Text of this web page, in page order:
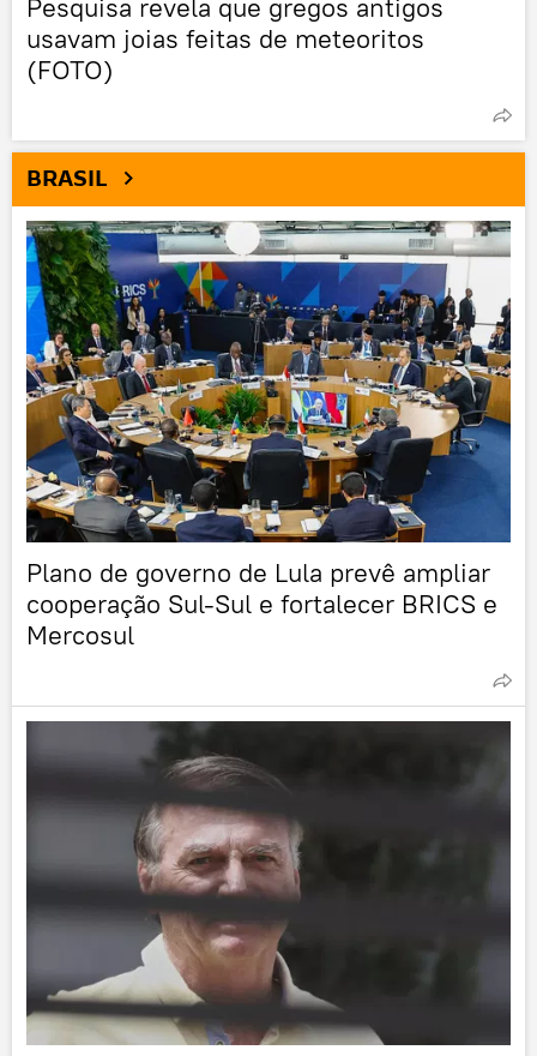
Pesquisa revela que gregos antigos
usavam joias feitas de meteoritos
(FOTO)
BRASIL
Plano de governo de Lula prevê ampliar
cooperação Sul-Sul e fortalecer BRICS e
Mercosul